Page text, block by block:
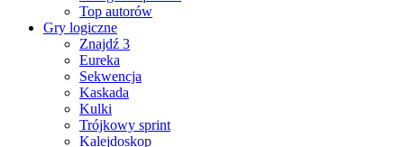
Top autorów
Gry logiczne
Znajdź 3
Eureka
Sekwencja
Kaskada
Kulki
Trójkowy sprint
Kalejdoskop